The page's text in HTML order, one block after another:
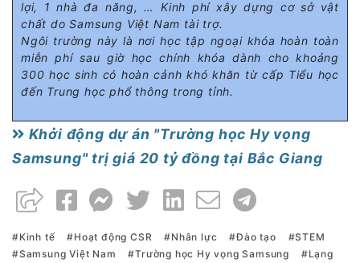
lợi, 1 nhà đa năng, … Kinh phí xây dựng cơ sở vật
chất do Samsung Việt Nam tài trợ.
Ngôi trường này là nơi học tập ngoại khóa hoàn toàn
miễn phí sau giờ học chính khóa dành cho khoảng
300 học sinh có hoàn cảnh khó khăn từ cấp Tiểu học
đến Trung học phổ thông trong tỉnh.
Khởi động dự án "Trường học Hy vọng
Samsung" trị giá 20 tỷ đồng tại Bắc Giang
Kinh tế Hoạt động CSR Nhân lực Đào tạo
STEM
Samsung Việt Nam
Trường học Hy vọng Samsung
Lạng